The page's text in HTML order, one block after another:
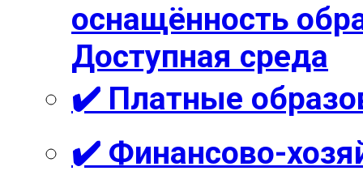
оснащённость
Доступная среда
✔️ Платные
✔️ Финансово-